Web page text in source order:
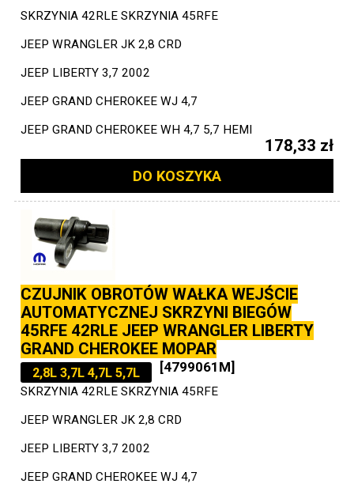
SKRZYNIA 42RLE SKRZYNIA 45RFE
JEEP WRANGLER JK 2,8 CRD
JEEP LIBERTY 3,7 2002
JEEP GRAND CHEROKEE WJ 4,7
JEEP GRAND CHEROKEE WH 4,7 5,7 HEMI
178,33 zł
DO KOSZYKA
CZUJNIK OBROTÓW WAŁKA WEJŚCIE
AUTOMATYCZNEJ SKRZYNI BIEGÓW
45RFE 42RLE JEEP WRANGLER LIBERTY
GRAND CHEROKEE MOPAR
2,8L 3,7L 4,7L 5,7L [4799061M]
SKRZYNIA 42RLE SKRZYNIA 45RFE
JEEP WRANGLER JK 2,8 CRD
JEEP LIBERTY 3,7 2002
JEEP GRAND CHEROKEE WJ 4,7